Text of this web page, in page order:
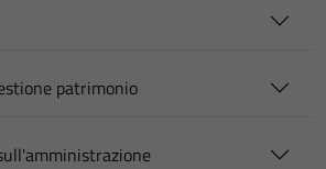
patrimonio